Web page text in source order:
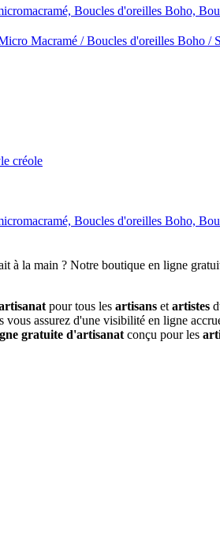
Boucles d'oreilles Boho,
Macramé / Boucles d'oreilles Boho /
créole
Boucles d'oreilles Boho,
pour tous les artisans et artistes
vous assurez d'une visibilité en ligne
gratuite d'artisanat conçu pour les